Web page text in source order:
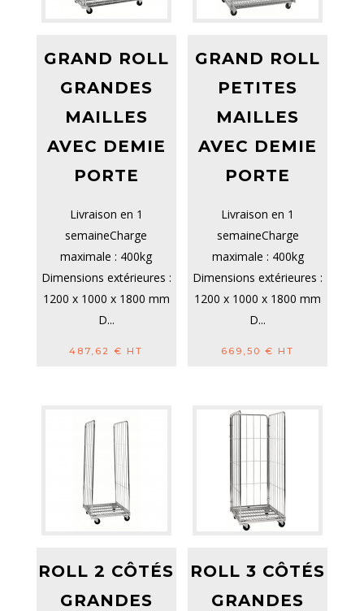
GRAND ROLL
GRANDES
MAILLES
AVEC DEMIE
PORTE
Livraison en 1
semaineCharge
maximale : 400kg
Dimensions extérieures :
1200 x 1000 x 1800 mm
D...
487,62€ HT
GRAND ROLL
PETITES
MAILLES
AVEC DEMIE
PORTE
Livraison en 1
semaineCharge
maximale : 400kg
Dimensions extérieures :
1200 x 1000 x 1800 mm
D...
669,50€ HT
ROLL 2 CÔTÉS
GRANDES
ROLL 3 CÔTÉS
GRANDES